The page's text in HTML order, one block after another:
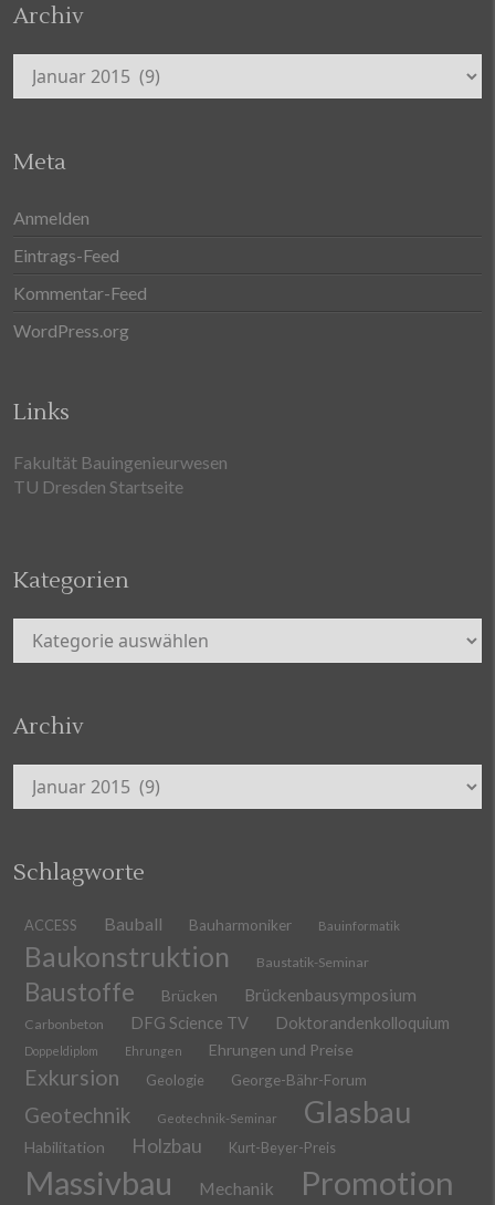
Archiv
Archiv
Meta
Anmelden
Eintrags-Feed
Kommentar-Feed
WordPress.org
Links
Fakultät Bauingenieurwesen
TU Dresden Startseite
Kategorien
Kategorien
Archiv
Archiv
Schlagworte
ACCESS Bauball Bauharmoniker Bauinformatik
Baukonstruktion Baustatik-Seminar
Baustoffe Brücken Brückenbausymposium
Carbonbeton DFG Science TV Doktorandenkolloquium
Doppeldiplom Ehrungen Ehrungen und Preise
Exkursion Geologie George-Bähr-Forum
Geotechnik Geotechnik-Seminar Glasbau
Habilitation Holzbau Kurt-Beyer-Preis
Massivbau Mechanik Promotion